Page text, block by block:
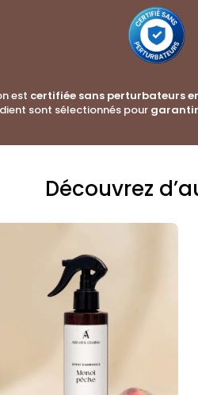
est certifiée sans perturbateurs
sont sélectionnés pour
Découvrez